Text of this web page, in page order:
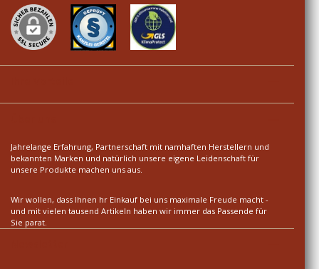
Jahrelange Erfahrung, Partnerschaft mit namhaften Herstellern und
bekannten Marken und natürlich unsere eigene Leidenschaft für
unsere Produkte machen uns aus.
Wir wollen, dass Ihnen hr Einkauf bei uns maximale Freude macht -
und mit vielen tausend Artikeln haben wir immer das Passende für
Sie parat.